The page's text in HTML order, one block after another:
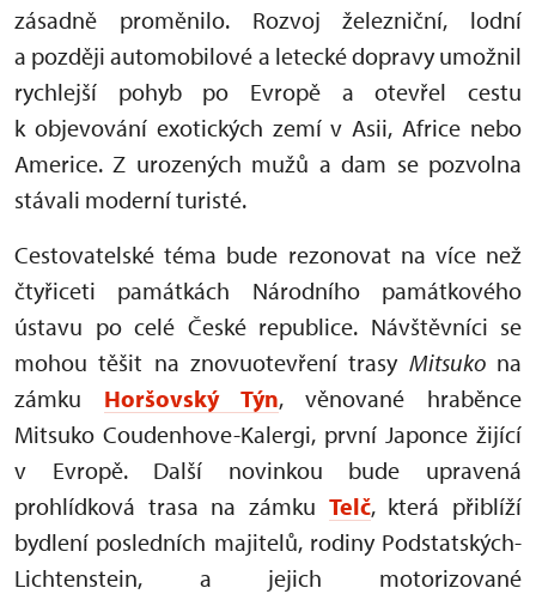
zásadně proměnilo. Rozvoj železniční, lodní
a později automobilové a letecké dopravy umožnil
rychlejší pohyb po Evropě a otevřel cestu
k objevování exotických zemí v Asii, Africe nebo
Americe. Z urozených mužů a dam se pozvolna
stávali moderní turisté.
Cestovatelské téma bude rezonovat na více než
čtyřiceti památkách Národního památkového
ústavu po celé České republice. Návštěvníci se
mohou těšit na znovuotevření trasy Mitsukona
zámku Horšovský Týn, věnované hraběnce
Mitsuko Coudenhove-Kalergi, první Japonce žijící
v Evropě. Další novinkou bude upravená
prohlídková trasa na zámku Telč, která přiblíží
bydlení posledních majitelů, rodiny Podstatských-
Lichtenstein, a jejich motorizované